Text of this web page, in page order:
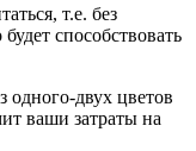
т.е. без
способствовать
одного-двух цветов
ваши затраты на